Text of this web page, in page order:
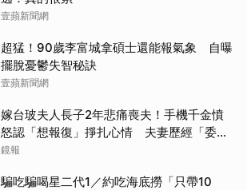
壹蘋新聞網
超猛！90歲李富城拿碩士還能報氣象 自曝
擺脫憂鬱失智秘訣
壹蘋新聞網
嫁台玻夫人長子2年悲痛喪夫！手機千金憤
怒認「想報復」掙扎心情 夫妻歷經「委屈
與不平」只能安靜
鏡報
騙吃騙喝星二代1／約吃海底撈「只帶10
取消